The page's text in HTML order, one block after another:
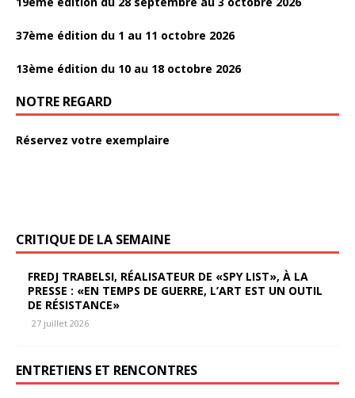
37ème édition du 1 au 11 octobre 2026
13ème édition du 10 au 18 octobre 2026
NOTRE REGARD
Réservez votre exemplaire
CRITIQUE DE LA SEMAINE
FREDJ TRABELSI, RÉALISATEUR DE «SPY LIST», À LA
PRESSE : «EN TEMPS DE GUERRE, L’ART EST UN OUTIL
DE RÉSISTANCE»
27 juillet 2026
ENTRETIENS ET RENCONTRES